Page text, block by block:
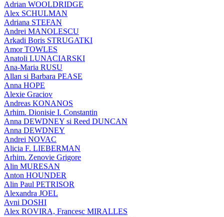
Adrian WOOLDRIDGE
Alex SCHULMAN
Adriana STEFAN
Andrei MANOLESCU
Arkadi Boris STRUGATKI
Amor TOWLES
Anatoli LUNACIARSKI
Ana-Maria RUSU
Allan si Barbara PEASE
Anna HOPE
Alexie Graciov
Andreas KONANOS
Arhim. Dionisie I. Constantin
Anna DEWDNEY si Reed DUNCAN
Anna DEWDNEY
Andrei NOVAC
Alicia F. LIEBERMAN
Arhim. Zenovie Grigore
Alin MURESAN
Anton HOUNDER
Alin Paul PETRISOR
Alexandra JOEL
Avni DOSHI
Alex ROVIRA, Francesc MIRALLES